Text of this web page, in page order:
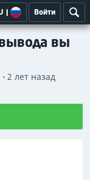
| Войти
вы
2 лет назад